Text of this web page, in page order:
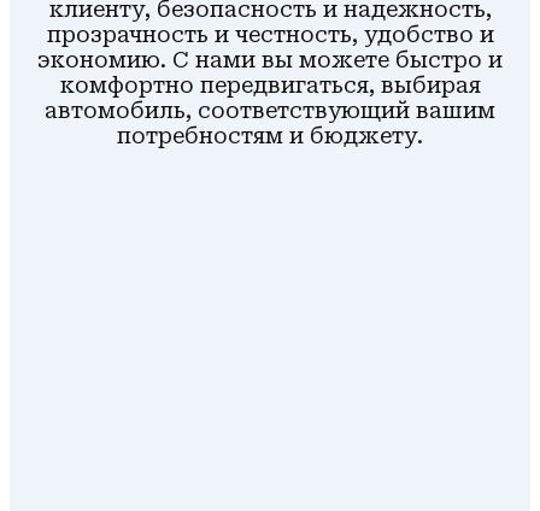
клиенту, безопасность и надежность,
прозрачность и честность, удобство и
экономию. С нами вы можете быстро и
комфортно передвигаться, выбирая
автомобиль, соответствующий вашим
потребностям и бюджету.